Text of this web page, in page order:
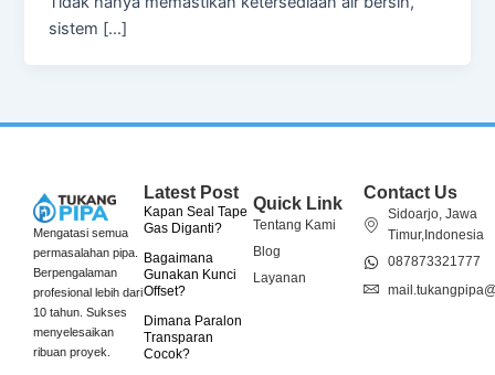
sistem […]
Mengatasi semua
permasalahan pipa.
Berpengalaman
profesional lebih dari
10 tahun. Sukses
menyelesaikan
ribuan proyek.
Latest Post
Kapan Seal Tape
Gas Diganti?
Bagaimana
Gunakan Kunci
Offset?
Dimana Paralon
Transparan
Cocok?
Quick Link
Tentang Kami
Blog
Layanan
Contact Us
Sidoarjo, Jawa
Timur,Indonesia
087873321777